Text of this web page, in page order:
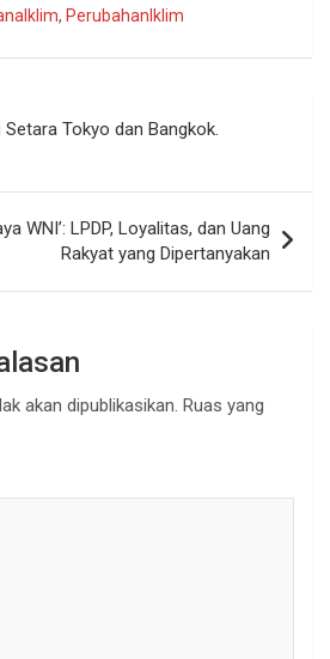
, PerubahanIklim
Tokyo dan Bangkok.
WNI’: LPDP, Loyalitas, dan Uang
Rakyat yang Dipertanyakan
akan dipublikasikan. Ruas yang